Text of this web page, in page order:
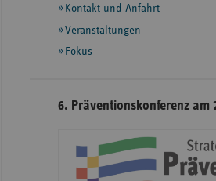
InformationenKontakt und Anfahrt
Veranstaltungen
Fokus
6. Präventionskonferenz am